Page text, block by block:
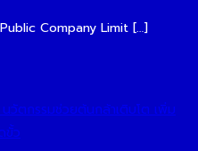
Company Limit […]